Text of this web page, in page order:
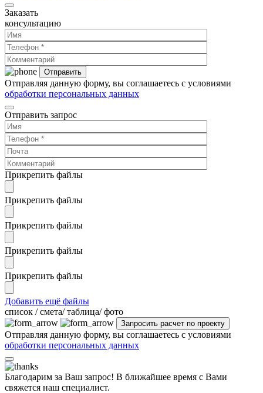
Заказать
консультацию
Отправляя данную форму, вы соглашаетесь с условиями
обработки персональных данных
Отправить запрос
Прикрепить файлы
Прикрепить файлы
Прикрепить файлы
Прикрепить файлы
Прикрепить файлы
Добавить ещё файлы
cписок / смета/ таблица/ фото
Отправляя данную форму, вы соглашаетесь с условиями
обработки персональных данных
Благодарим за Ваш запрос! В ближайшее время с Вами
свяжется наш специалист.